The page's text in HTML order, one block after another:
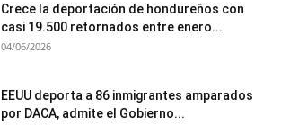
Crece la deportación de hondureños con
casi 19.500 retornados entre enero...
04/06/2026
EEUU deporta a 86 inmigrantes amparados
por DACA, admite el Gobierno...